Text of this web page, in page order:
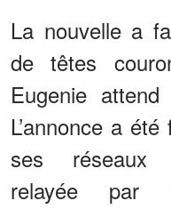
La nouvelle a
de têtes
Eugenie
L’annonce a
ses réseaux
relayée par